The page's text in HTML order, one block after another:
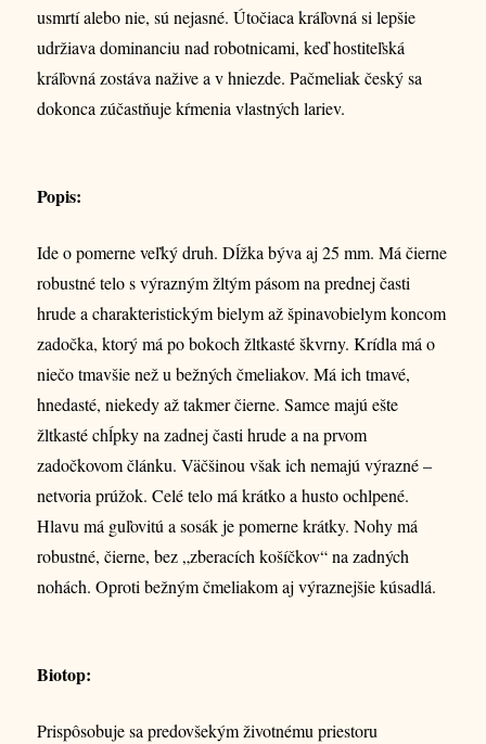
usmrtí alebo nie, sú nejasné. Útočiaca kráľovná si lepšie
udržiava dominanciu nad robotnicami, keď hostiteľská
kráľovná zostáva nažive a v hniezde. Pačmeliak český sa
dokonca zúčastňuje kŕmenia vlastných lariev.
Popis:
Ide o pomerne veľký druh. Dĺžka býva aj 25 mm. Má čierne
robustné telo s výrazným žltým pásom na prednej časti
hrude a charakteristickým bielym až špinavobielym koncom
zadočka, ktorý má po bokoch žltkasté škvrny. Krídla má o
niečo tmavšie než u bežných čmeliakov. Má ich tmavé,
hnedasté, niekedy až takmer čierne. Samce majú ešte
žltkasté chĺpky na zadnej časti hrude a na prvom
zadočkovom článku. Väčšinou však ich nemajú výrazné –
netvoria prúžok. Celé telo má krátko a husto ochlpené.
Hlavu má guľovitú a sosák je pomerne krátky. Nohy má
robustné, čierne, bez „zberacích košíčkov“ na zadných
nohách. Oproti bežným čmeliakom aj výraznejšie kúsadlá.
Biotop:
Prispôsobuje sa predovšekým životnému priestoru